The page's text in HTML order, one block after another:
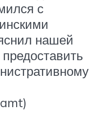
с
нашей